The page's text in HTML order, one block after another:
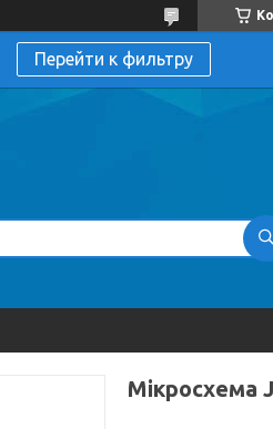
Перейти к фильтру
Мікросхема